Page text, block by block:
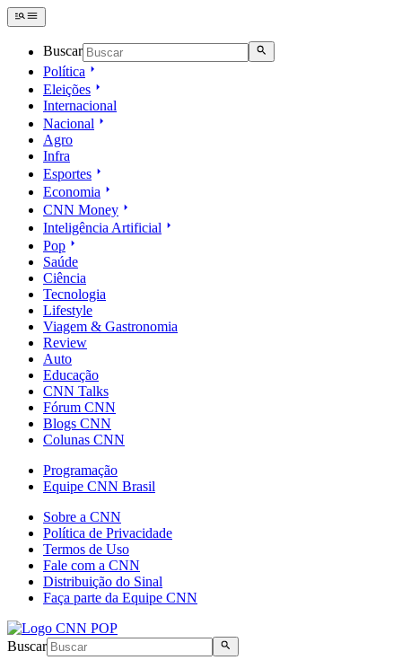
Buscar
Política
Eleições
Internacional
Nacional
Agro
Infra
Esportes
Economia
CNN Money
Inteligência Artificial
Pop
Saúde
Ciência
Tecnologia
Lifestyle
Viagem & Gastronomia
Review
Auto
Educação
CNN Talks
Fórum CNN
Blogs CNN
Colunas CNN
Programação
Equipe CNN Brasil
Sobre a CNN
Política de Privacidade
Termos de Uso
Fale com a CNN
Distribuição do Sinal
Faça parte da Equipe CNN
Buscar